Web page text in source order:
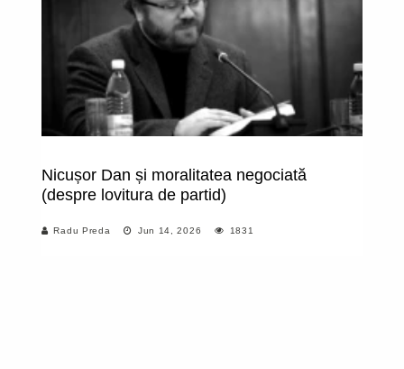
Nicușor Dan și moralitatea negociată
(despre lovitura de partid)
Radu Preda Jun 14, 2026 1831